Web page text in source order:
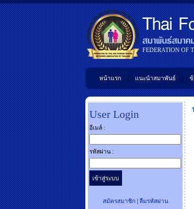
FEDERATION OF
หน้าแรก แนะนำสมาพันธ์
User Login
อีเมล์ :
รหัสผ่าน :
สมัครสมาชิก| ลืมรหัสผ่าน